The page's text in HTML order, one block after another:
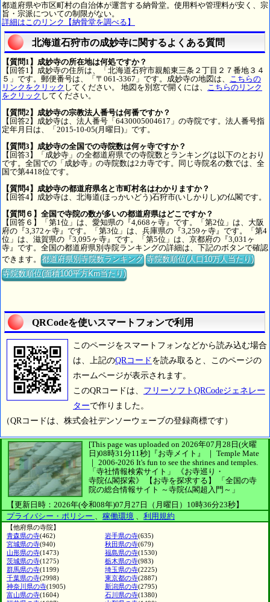
都道府県や市区町村の自治体が運営する納骨堂。使用料や管理料が安く、宗
旨・宗派についての制限がない。
詳細はこのリンク【納骨堂を調べる】
北海道石狩市の成妙寺に関するよくある質問
【質問1】成妙寺の所在地は何処ですか？
【回答1】成妙寺の住所は、「北海道石狩市親船東三条２丁目２７番地３４
５」です。郵便番号は、「〒061-3367」です。成妙寺の地図は、 こちらの
リンクをクリック してください。 地図を別窓で開くには、 こちらのリンク
をクリック してください。
【質問2】成妙寺の宗教法人番号は何番ですか？
【回答2】成妙寺は、法人番号「6430005004617」の寺院です。法人番号指
定年月日は、「2015-10-05(月曜日)」です。
【質問3】成妙寺の全国での寺院数は何ヶ寺ですか？
【回答3】「成妙寺」の全都道府県での寺院数とランキングは以下のとおり
です。全国での「成妙寺」の寺院数は2カ寺です。同じ寺院名の数では、全
国で第4418位です。
【質問4】成妙寺の都道府県名と市町村名はわかりますか？
【回答4】成妙寺は、北海道(ほっかいどう)石狩市(いしかりし)の仏閣です。
【質問６】全国で寺院の数が多いの都道府県はどこですか？
【回答６】「第1位」は、愛知県の『4,668ヶ寺』です。「第2位」は、大阪
府の『3,372ヶ寺』です。「第3位」は、兵庫県の『3,259ヶ寺』です。「第4
位」は、滋賀県の『3,095ヶ寺』です。「第5位」は、京都府の『3,031ヶ
寺』です。全国の都道府県別寺院ランキングの詳細は、下記のボタンで確認
できます。都道府県別寺院数ランキング 寺院数順位(人口10万人当たり)
寺院数順位(面積100平方Km当たり)
QRCodeを使いスマートフォンで利用
このページをスマートフォンなどから読み込む場合
は、上記のQRコード を読み取ると、このページの
ホームページが表示されます。
このQRコードは、 フリーソフトQRCodeジェネレー
ターで作りました。
（QRコードは、株式会社デンソーウェーブの登録商標です）
[This page was uploaded on 2026年07月28日(火曜
日)08時31分11秒] 『お寺メイト』 ｜ Temple Mate
｜ 2006-2026 It's fun to see the shrines and temples.
「寺社情報検索サイト」
《お寺巡り・
寺院仏閣探索》
【お寺を探求する】
「全国の寺
院の総合情報サイト ～寺院仏閣超入門～」
【更新日時：2026年(令和08年)07月27日（月曜日）10時36分23秒】
プライバシー・ポリシー 、 稼働環境 、 利用規約
【他府県の寺院】
青森県の寺(462) 岩手県の寺(635)
宮城県の寺(940) 秋田県の寺(679)
山形県の寺(1473) 福島県の寺(1530)
茨城県の寺(1275) 栃木県の寺(983)
群馬県の寺(1199) 埼玉県の寺(2225)
千葉県の寺(2998) 東京都の寺(2887)
神奈川県の寺(1905) 新潟県の寺(2795)
富山県の寺(1604) 石川県の寺(1380)